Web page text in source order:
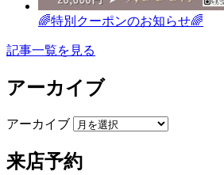
🌈特別クーポンのお知らせ🌈
記事一覧を見る
アーカイブ
アーカイブ
来店予約